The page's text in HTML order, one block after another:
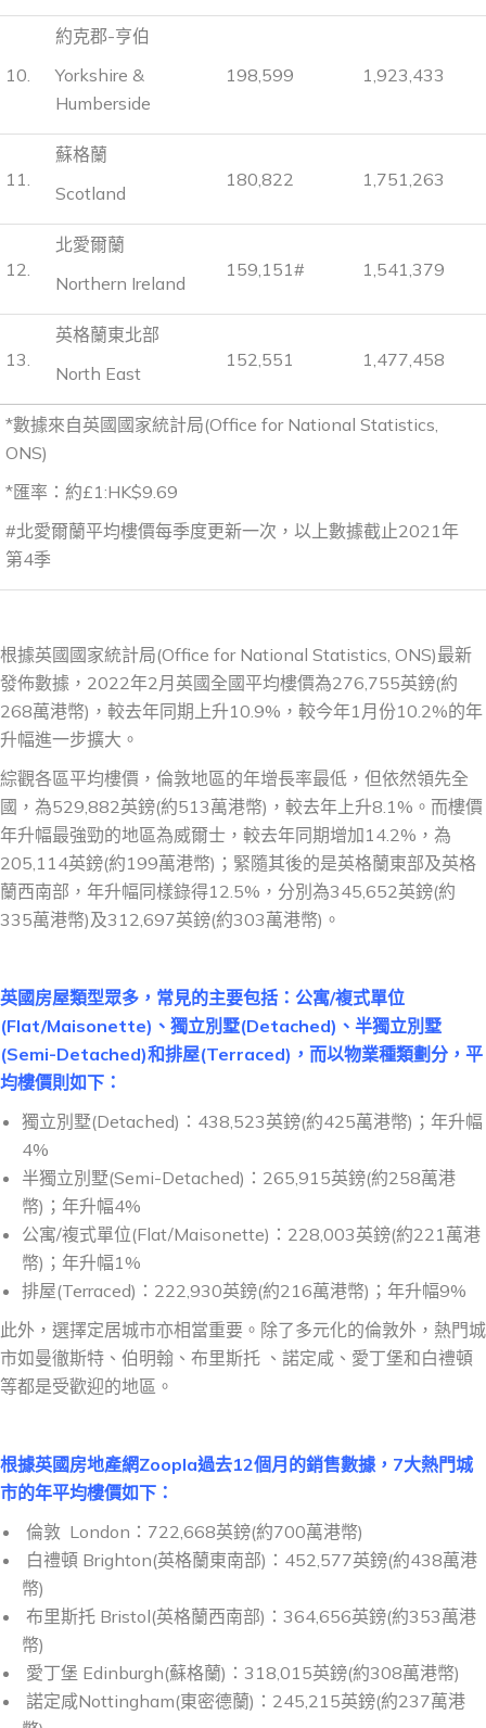
10.
約克郡-亨伯
Yorkshire &
Humberside
198,599 1,923,433
11.
蘇格蘭
Scotland
180,822 1,751,263
12.
北愛爾蘭
Northern Ireland
159,151# 1,541,379
13.
英格蘭東北部
North East
152,551 1,477,458
*數據來自英國國家統計局(Office for National Statistics,
ONS)
*匯率：約£1:HK$9.69
#北愛爾蘭平均樓價每季度更新一次，以上數據截止2021年
第4季
根據英國國家統計局(Office for National Statistics, ONS)最新
發佈數據，2022年2月英國全國平均樓價為276,755英鎊(約
268萬港幣)，較去年同期上升10.9%，較今年1月份10.2%的年
升幅進一步擴大。
綜觀各區平均樓價，倫敦地區的年增長率最低，但依然領先全
國，為529,882英鎊(約513萬港幣)，較去年上升8.1%。而樓價
年升幅最強勁的地區為威爾士，較去年同期增加14.2%，為
205,114英鎊(約199萬港幣)；緊隨其後的是英格蘭東部及英格
蘭西南部，年升幅同樣錄得12.5%，分別為345,652英鎊(約
335萬港幣)及312,697英鎊(約303萬港幣)。
英國房屋類型眾多，常見的主要包括：公寓/複式單位
(Flat/Maisonette)、獨立別墅(Detached)、半獨立別墅
(Semi-Detached)和排屋(Terraced)，而以物業種類劃分，平
均樓價則如下：
獨立別墅(Detached)：438,523英鎊(約425萬港幣)；年升幅
4%
半獨立別墅(Semi-Detached)：265,915英鎊(約258萬港
幣)；年升幅4%
公寓/複式單位(Flat/Maisonette)：228,003英鎊(約221萬港
幣)；年升幅1%
排屋(Terraced)：222,930英鎊(約216萬港幣)；年升幅9%
此外，選擇定居城市亦相當重要。除了多元化的倫敦外，熱門城
市如曼徹斯特、伯明翰、布里斯托 、諾定咸、愛丁堡和白禮頓
等都是受歡迎的地區。
根據英國房地產網Zoopla過去12個月的銷售數據，7大熱門城
市的年平均樓價如下：
倫敦 London：722,668英鎊(約700萬港幣)
白禮頓 Brighton(英格蘭東南部)：452,577英鎊(約438萬港
幣)
布里斯托 Bristol(英格蘭西南部)：364,656英鎊(約353萬港
幣)
愛丁堡 Edinburgh(蘇格蘭)：318,015英鎊(約308萬港幣)
諾定咸Nottingham(東密德蘭)：245,215英鎊(約237萬港